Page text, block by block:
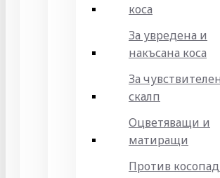
коса
За увредена и
накъсана коса
За чувствителен
скалп
Оцветяващи и
матиращи
Против